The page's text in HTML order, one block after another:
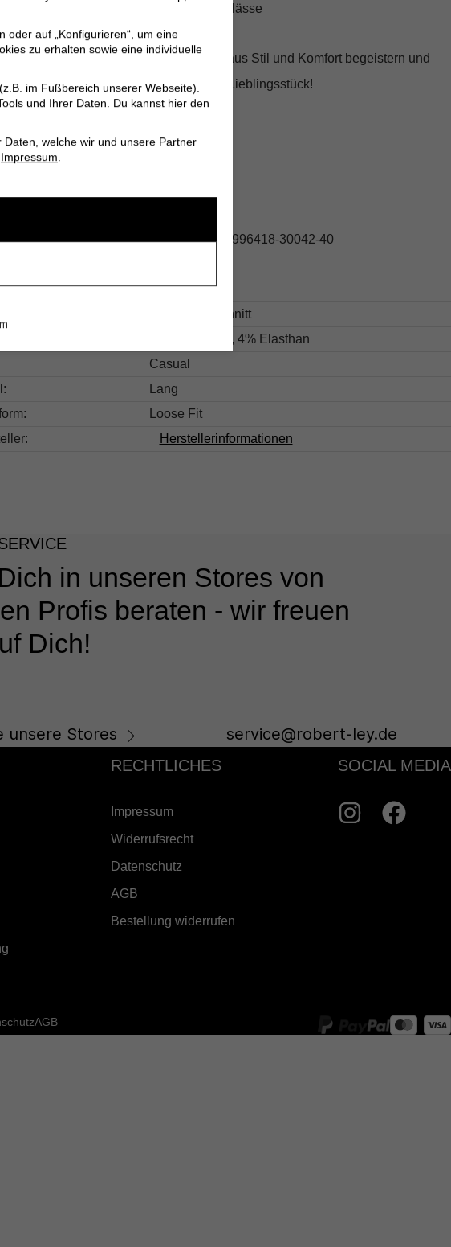
kombinierbar für verschiedene Anlässe
von der einzigartigen Kombination aus Stil und Komfort begeistern und
dasSweatshirt Gluffizu Deinem neuen Lieblingsstück!
267.10536413996418-30042-40
Strukturiert
U-Boot Ausschnitt
96% Polyester, 4% Elasthan
Casual
Lang
Loose Fit
Herstellerinformationen
in unseren Stores von
Profis beraten - wir freuen
Dich!
unsere Stores service@robert-ley.de
RECHTLICHES
Impressum
Widerrufsrecht
Datenschutz
AGB
Bestellung widerrufen
SOCIAL MEDIA
AGB
oder auf „Konfigurieren“, um eine
zu erhalten sowie eine individuelle
im Fußbereich unserer Webseite).
und Ihrer Daten. Du kannst hier den
welche wir und unsere Partner
Impressum.